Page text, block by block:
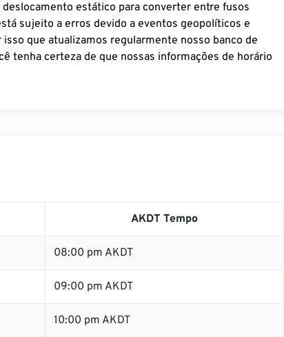
estático para converter entre fusos
sujeito a erros devido a eventos geopolíticos e
que atualizamos regularmente nosso banco de
tenha certeza de que nossas informações de horário
AKDT Tempo
08:00 pm AKDT
09:00 pm AKDT
10:00 pm AKDT